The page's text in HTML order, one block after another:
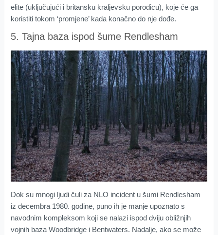
elite (uključujući i britansku kraljevsku porodicu), koje će ga
koristiti tokom ‘promjene’ kada konačno do nje dođe.
5. Tajna baza ispod šume Rendlesham
Dok su mnogi ljudi čuli za NLO incident u šumi Rendlesham
iz decembra 1980. godine, puno ih je manje upoznato s
navodnim kompleksom koji se nalazi ispod dviju obližnjih
vojnih baza Woodbridge i Bentwaters. Nadalje, ako se može